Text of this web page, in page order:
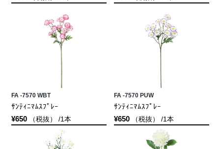
FA -7570 WBT
ｻﾝﾃｨﾆﾏﾑｽﾌﾟﾚｰ
¥650（税抜） /1本
FA -7570 PUW
ｻﾝﾃｨﾆﾏﾑｽﾌﾟﾚｰ
¥650（税抜） /1本